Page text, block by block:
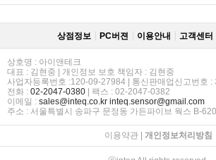
상점정보 PC버젼 이용안내 고객센터
상호명 : 아이앤테크
대표 : 김현중 | 개인정보 보호 책임자 : 김현중
사업자등록번호 :120-09-27984 | 통신판매업신고번호
전화 : 02-2047-0380 | 팩스 : 02-2047-0382
이메일 : sales@inteq.co.kr inteq.sensor@gmail.com
주소 : 서울특별시 송파구 문정동 가든파이브 웍스 B-620
이용약관| 개인정보처리방침